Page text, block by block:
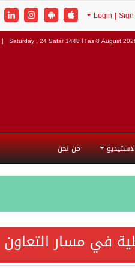
Saturday , 24 Safar 1448 H as8 August
من نحن
في مسار التعاون